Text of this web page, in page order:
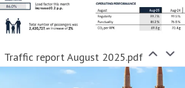
Traffic report August 2025.pdf